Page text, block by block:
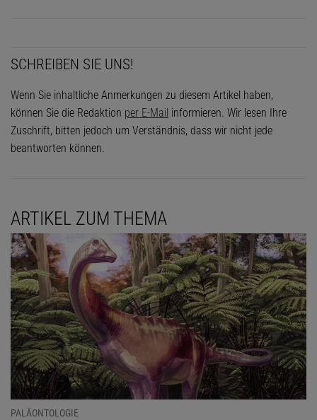
SCHREIBEN SIE UNS!
Wenn Sie inhaltliche Anmerkungen zu diesem Artikel haben,
können Sie die Redaktion per E-Mail informieren. Wir lesen Ihre
Zuschrift, bitten jedoch um Verständnis, dass wir nicht jede
beantworten können.
ARTIKEL ZUM THEMA
PALÄONTOLOGIE